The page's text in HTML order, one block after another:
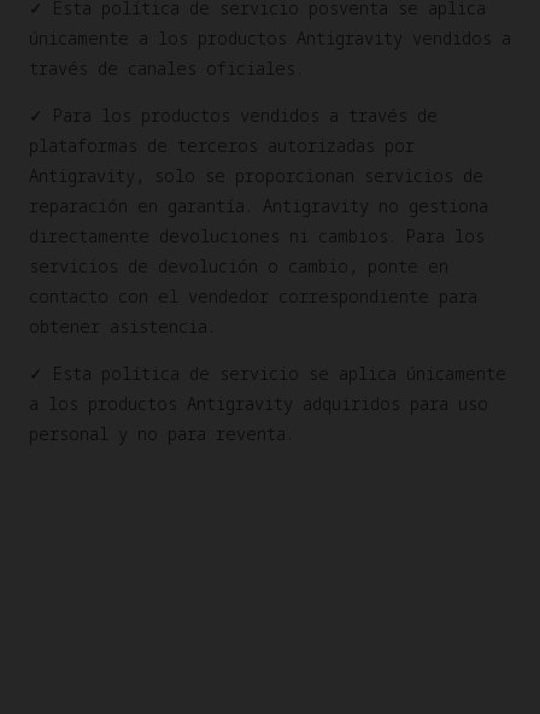
✓ Esta política de servicio posventa se aplica
únicamente a los productos Antigravity vendidos a
través de canales oficiales.
✓ Para los productos vendidos a través de
plataformas de terceros autorizadas por
Antigravity, solo se proporcionan servicios de
reparación en garantía. Antigravity no gestiona
directamente devoluciones ni cambios. Para los
servicios de devolución o cambio, ponte en
contacto con el vendedor correspondiente para
obtener asistencia.
✓ Esta política de servicio se aplica únicamente
a los productos Antigravity adquiridos para uso
personal y no para reventa.